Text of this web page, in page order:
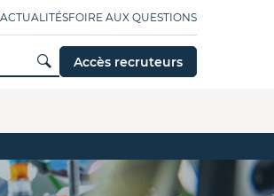
ACTUALITÉSFOIRE AUX QUESTIONS
Accès recruteurs